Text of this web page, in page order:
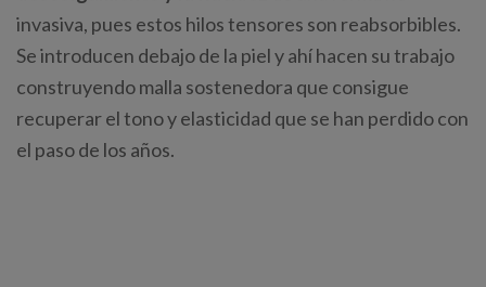
invasiva, pues estos hilos tensores son reabsorbibles.
Se introducen debajo de la piel y ahí hacen su trabajo
construyendo malla sostenedora que consigue
recuperar el tono y elasticidad que se han perdido con
el paso de los años.